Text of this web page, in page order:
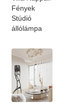
Fények
Stúdió
állólámpa